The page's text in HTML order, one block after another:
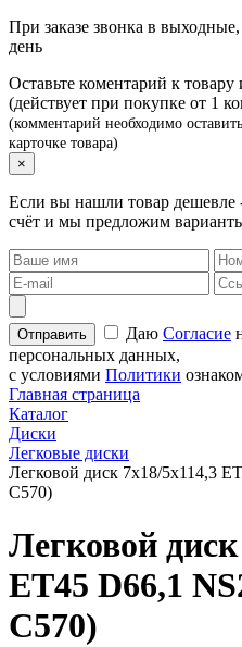
При заказе звонка в
день
Оставьте коментарий к
(действует при покупке от 1
(комментарий необходимо
карточке товара)
×
Если вы нашли товар
счёт и мы предложим
Даю Согласие
персональных данных,
с условиями Политики
Главная страница
Каталог
Диски
Легковые диски
Легковой диск 7x18/5x114,3
C570)
Легковой
ET45 D66,1
C570)